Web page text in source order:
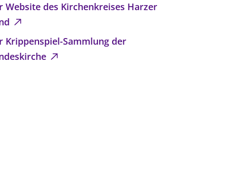
Website des Kirchenkreises Harzer
Krippenspiel-Sammlung der